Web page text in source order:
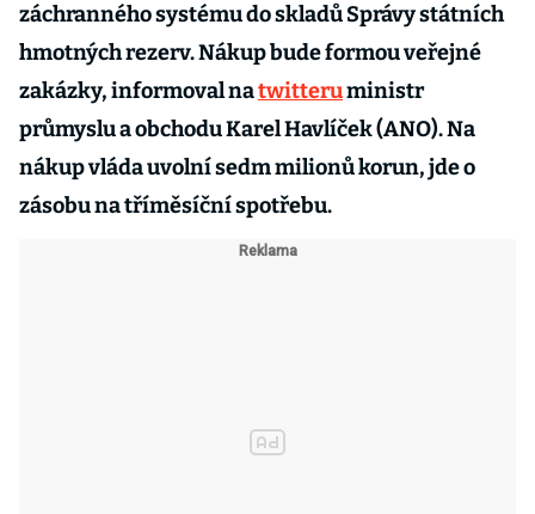
záchranného systému do skladů Správy státních
hmotných rezerv. Nákup bude formou veřejné
zakázky, informoval natwitteruministr
průmyslu a obchodu Karel Havlíček (ANO). Na
nákup vláda uvolní sedm milionů korun, jde o
zásobu na tříměsíční spotřebu.